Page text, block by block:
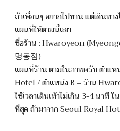
ถ้าเพื่อนๆ อยากไปทาน แต่เดินทาง
แผนที่ให้ตามนี้เลย
ชื่อร้าน : Hwaroyeon
명동점)
แผนที่ร้าน ตามในภาพครับ ตำแ
Hotel / ตำแหน่ง B = ร้าน
ใช้เวลาเดินเท้าไม่เกิน 3-4 นาที
ที่สุด ถ้ามาจาก Seoul Royal